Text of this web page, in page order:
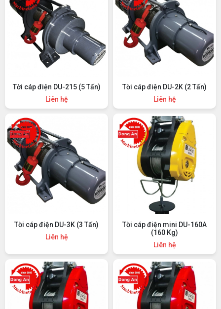
Tời cáp điện DU-215 (5 Tấn)
Liên hệ
Tời cáp điện DU-2K (2 Tấn)
Liên hệ
Tời cáp điện DU-3K (3 Tấn)
Liên hệ
Tời cáp điện mini DU-160A
(160 Kg)
Liên hệ